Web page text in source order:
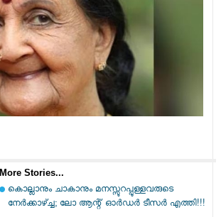
More Stories...
കൊല്ലാനും ചാകാനും മനസ്സുറപ്പുള്ളവരുടെ
നേർക്കാഴ്ച്ച; ലോ ആന്റ് ഓർഡർ ടീസർ എത്തി!!!